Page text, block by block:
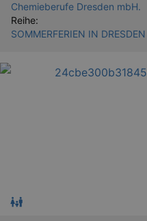
Chemieberufe Dresden mbH.
Reihe:
SOMMERFERIEN IN